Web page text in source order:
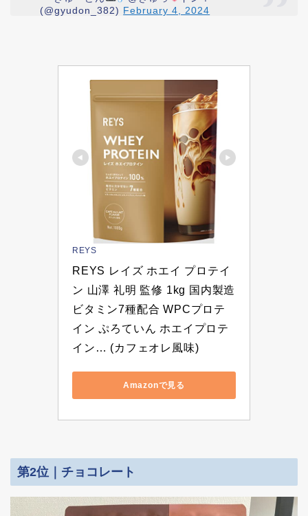
(@gyudon_382) February 4, 2024
REYS
REYS レイズ ホエイ プロテイ
ン 山澤 礼明 監修 1kg 国内製造
ビタミン7種配合 WPCプロテ
イン ぷろていん ホエイプロテ
イン… (カフェオレ風味)
Amazonで見る
第2位｜チョコレート